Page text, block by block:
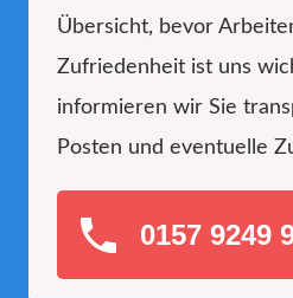
Übersicht, bevor
Zufriedenheit ist uns
informieren wir Sie
Posten und eventuelle
0157 9249